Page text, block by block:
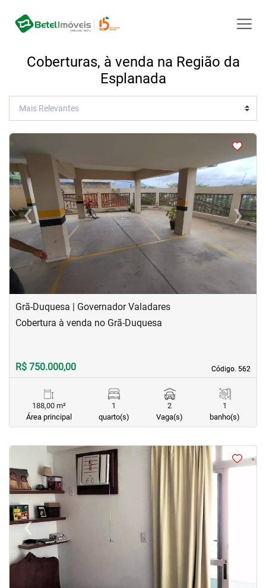
Coberturas, à venda na Região da
Esplanada
<
‹Previous ›Next
Grã-Duquesa | Governador Valadares
Código. 562
Código. 562
Cobertura à venda no Grã-Duquesa
R$ 750.000,00
188,00 m²
Área principal
1
quarto(s)
2
Vaga(s)
1
banho(s)
‹Previous